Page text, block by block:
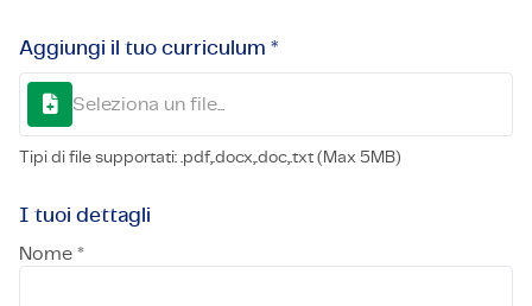
Aggiungi il tuo curriculum *
Seleziona un file...
Tipi di file supportati: .pdf,.docx,.doc,.txt (Max 5MB)
I tuoi dettagli
Nome *